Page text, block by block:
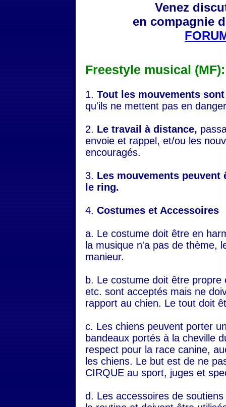
Venez
en compagnie
Freestyle musical (MF):
1. Tout les mouvements
qu'ils ne mettent pas en
2. Le travail à distance,
envoie et rappel, et/ou les
encouragés.
3. Les mouvements
le ring.
4. Costumes et Accessoires
a. Le costume doit être en
la musique n'a pas de thème,
manieur.
b. Le costume doit être
etc. sont acceptés mais ne
rapport au chien. Le tout doit
c. Les chiens peuvent porter
bandeaux portés à la cheville
respect pour la race canine,
les chiens. Le but est de ne
CIRQUE au sport, juges et
d. Les accessoires de